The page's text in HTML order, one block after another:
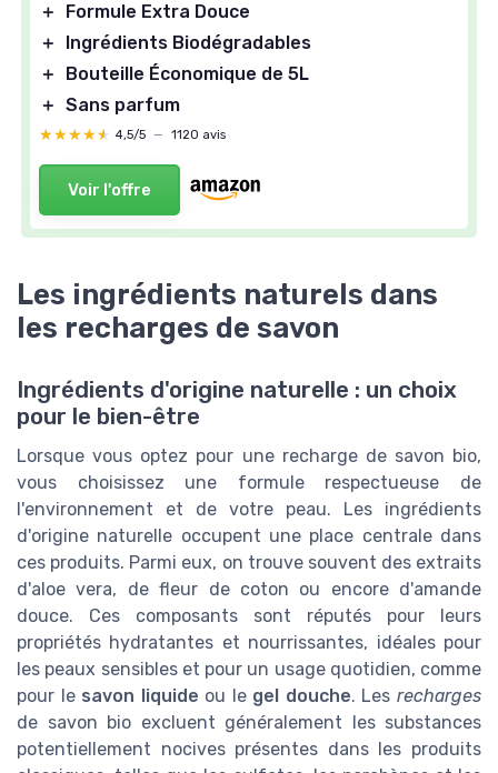
＋
Formule Extra Douce
＋
Ingrédients Biodégradables
＋
Bouteille Économique de 5L
＋ Sans parfum
★★★★★
★★★★★ 4,5/5 — 1120 avis
Voir l'offre
Les ingrédients naturels dans
les recharges de savon
Ingrédients d'origine naturelle : un choix
pour le bien-être
Lorsque vous optez pour une recharge de savon bio,
vous choisissez une formule respectueuse de
l'environnement et de votre peau. Les ingrédients
d'origine naturelle occupent une place centrale dans
ces produits. Parmi eux, on trouve souvent des extraits
d'aloe vera, de fleur de coton ou encore d'amande
douce. Ces composants sont réputés pour leurs
propriétés hydratantes et nourrissantes, idéales pour
les peaux sensibles et pour un usage quotidien, comme
pour le savon liquide ou le gel douche. Lesrecharges
de savon bio excluent généralement les substances
potentiellement nocives présentes dans les produits